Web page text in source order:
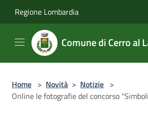
Regione Lombardia
Comune di Cerro al
Home > Novità > Notizie >
Online le fotografie del concorso